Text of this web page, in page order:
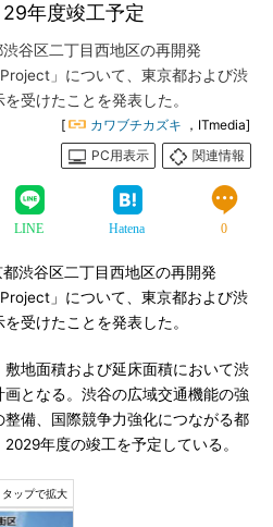
年度竣工予定
谷区二丁目西地区の再開発
Project」について、東京都および渋
受けたことを発表した。
[ カワブチカズキ ，ITmedia]
PC用表示
関連情報
LINE Hatena 0
渋谷区二丁目西地区の再開発
Project」について、東京都および渋
受けたことを発表した。
地面積および延床面積において渋
となる。渋谷の広域交通機能の強
備、国際競争力強化につながる都
年度の竣工を予定している。